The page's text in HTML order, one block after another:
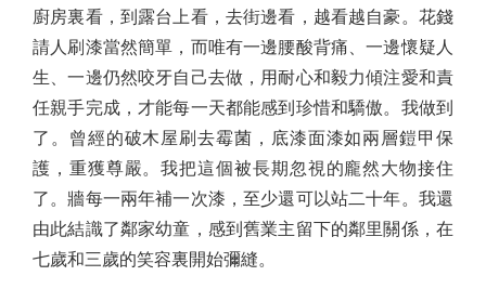
廚房裏看，到露台上看，去街邊看，越看越自豪。花錢
請人刷漆當然簡單，而唯有一邊腰酸背痛、一邊懷疑人
生、一邊仍然咬牙自己去做，用耐心和毅力傾注愛和責
任親手完成，才能每一天都能感到珍惜和驕傲。我做到
了。曾經的破木屋刷去霉菌，底漆面漆如兩層鎧甲保
護，重獲尊嚴。我把這個被長期忽視的龐然大物接住
了。牆每一兩年補一次漆，至少還可以站二十年。我還
由此結識了鄰家幼童，感到舊業主留下的鄰里關係，在
七歲和三歲的笑容裏開始彌縫。